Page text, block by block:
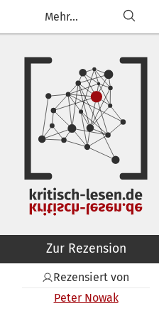
Mehr...
Zur Rezension
Rezensiert von
Peter Nowak